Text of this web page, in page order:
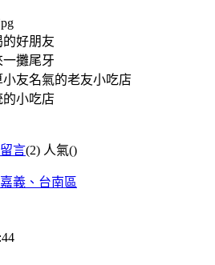
好朋友
攤尾牙
友名氣的老友小吃店
的小吃店
留言(2) 人氣()
義、台南區